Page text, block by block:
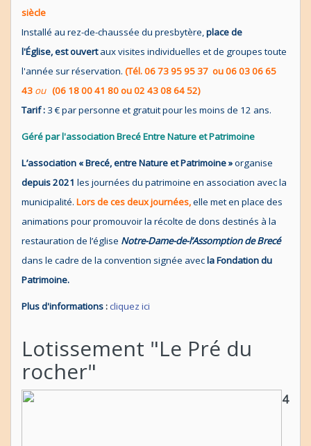
siècle
Installé au rez-de-chaussée du presbytère,place de
l'Église, est ouvertaux visites individuelles et de groupes toute
l'année sur réservation. (Tél. 06 73 95 95 37 ou 06 03 06 65
43 ou (06 18 00 41 80 ou 02 43 08 64 52)
Tarif : 3 € par personne et gratuit pour les moins de 12 ans.
Géré par l'association Brecé Entre Nature et Patrimoine
L’association « Brecé, entre Nature et Patrimoine »organise
depuis 2021 les journées du patrimoine en association avec la
municipalité. Lors de ces deux journées,elle met en place des
animations pour promouvoir la récolte de dons destinés à la
restauration de l’église Notre-Dame-de-l’Assomption de Brecé
dans le cadre de la convention signée avecla Fondation du
Patrimoine.
Plus d'informations:cliquez ici
Lotissement "Le Pré du
rocher"
4